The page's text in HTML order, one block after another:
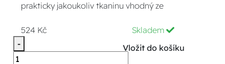
prakticky jakoukoliv tkaninu vhodný ze
524 Kč
Skladem
-
Vložit do košíku